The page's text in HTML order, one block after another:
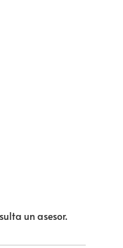
un asesor.